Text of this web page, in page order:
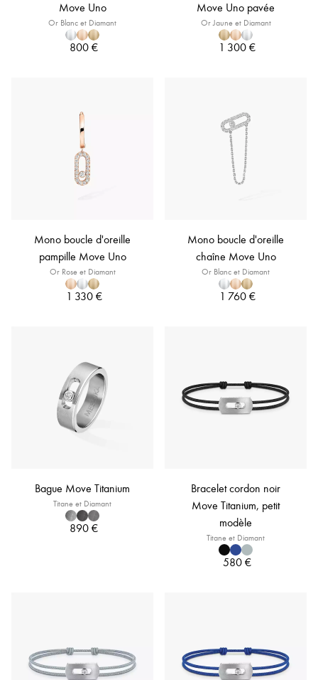
Move Uno
Or Blanc et Diamant
800 €
Move Uno pavée
Or Jaune et Diamant
1 300 €
Mono boucle d'oreille
pampille Move Uno
Or Rose et Diamant
1 330 €
Mono boucle d'oreille
chaîne Move Uno
Or Blanc et Diamant
1 760 €
Bague Move Titanium
Titane et Diamant
890 €
Bracelet cordon noir
Move Titanium, petit
modèle
Titane et Diamant
580 €